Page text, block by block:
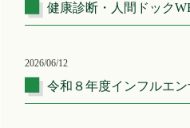
健康診断・人間ドック
2026/06/12
令和８年度インフルエ